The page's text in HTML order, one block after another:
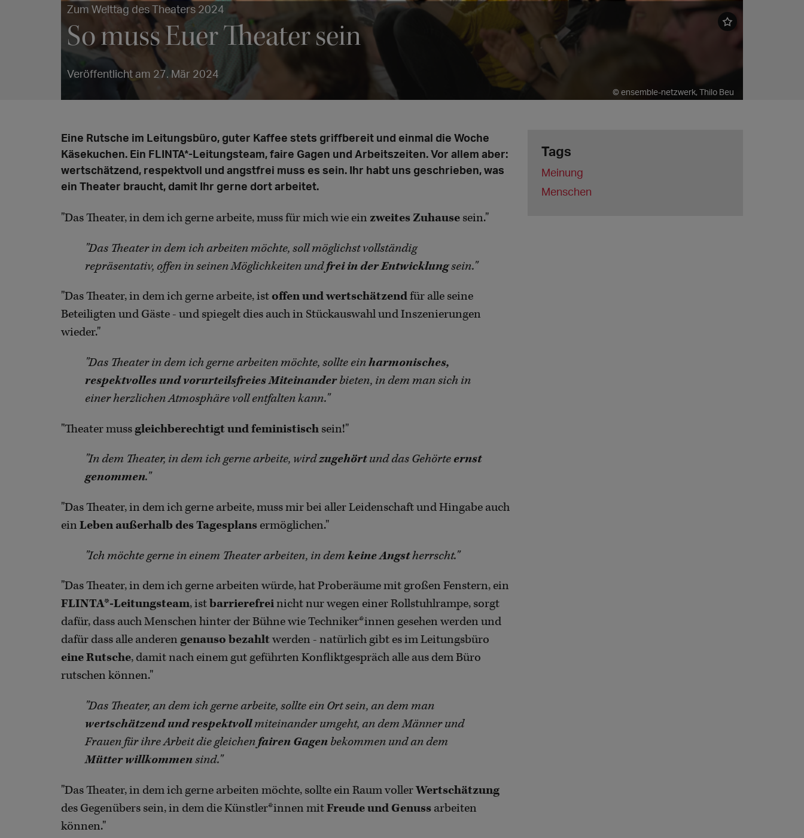
Zum Welttag des Theaters 2024
So muss Euer Theater sein
Veröffentlicht am 27. Mär 2024
© ensemble-netzwerk, Thilo Beu
Eine Rutsche im Leitungsbüro, guter Kaffee stets griffbereit und einmal die Woche
Käsekuchen. Ein FLINTA*-Leitungsteam, faire Gagen und Arbeitszeiten. Vor allem aber:
wertschätzend, respektvoll und angstfrei muss es sein. Ihr habt uns geschrieben, was
ein Theater braucht, damit Ihr gerne dort arbeitet.
"Das Theater, in dem ich gerne arbeite, muss für mich wie ein zweites Zuhause sein."
"Das Theater in dem ich arbeiten möchte, soll möglichst vollständig
repräsentativ, offen in seinen Möglichkeiten undfrei in der Entwicklungsein."
"Das Theater, in dem ich gerne arbeite, istoffen und wertschätzendfür alle seine
Beteiligten und Gäste - und spiegelt dies auch in Stückauswahl und Inszenierungen
wieder."
"Das Theater in dem ich gerne arbeiten möchte, sollte einharmonisches,
respektvolles und vorurteilsfreies Miteinanderbieten, in dem man sich in
einer herzlichen Atmosphäre voll entfalten kann."
"Theater mussgleichberechtigt und feministisch sein!"
"In dem Theater, in dem ich gerne arbeite, wirdzugehörtund das Gehörte ernst
genommen."
"Das Theater, in dem ich gerne arbeite, muss mir bei aller Leidenschaft und Hingabe auch
ein Leben außerhalb des Tagesplans ermöglichen."
"Ich möchte gerne in einem Theater arbeiten, in dem keine Angstherrscht."
"Das Theater, in dem ich gerne arbeiten würde, hat Proberäume mit großen Fenstern, ein
FLINTA*-Leitungsteam, istbarrierefreinicht nur wegen einer Rollstuhlrampe, sorgt
dafür, dass auch Menschen hinter der Bühne wie Techniker*innen gesehen werden und
dafür dass alle anderen genauso bezahlt werden - natürlich gibt es im Leitungsbüro
eine Rutsche, damit nach einem gut geführten Konfliktgespräch alle aus dem Büro
rutschen können."
"Das Theater, an dem ich gerne arbeite, sollte ein Ort sein, an dem man
wertschätzend und respektvollmiteinander umgeht, an dem Männer und
Frauen für ihre Arbeit die gleichenfairen Gagen bekommen und an dem
Mütter willkommensind."
"Das Theater, in dem ich gerne arbeiten möchte, sollte ein Raum vollerWertschätzung
des Gegenübers sein, in dem die Künstler*innen mitFreude und Genuss arbeiten
können."
Tags
Meinung
Menschen